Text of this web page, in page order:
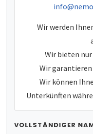
e-mail:
Wir werden
Wir bieten
Wir
Wir können
Unterkünften
VOLLSTÄNDIGER